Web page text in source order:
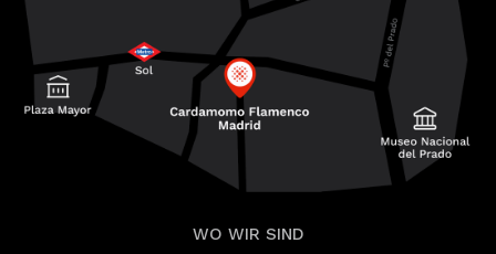
WO WIR SIND